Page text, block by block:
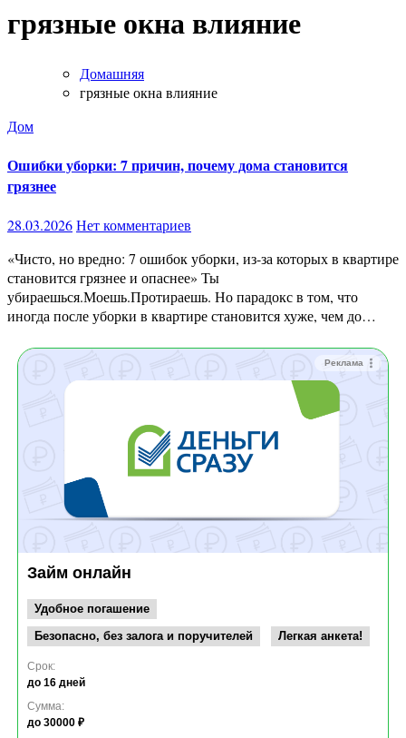
грязные окна влияние
Домашняя
грязные окна влияние
Дом
Ошибки уборки: 7 причин, почему дома становится
грязнее
28.03.2026Нет комментариев
«Чисто, но вредно: 7 ошибок уборки, из-за которых в квартире
становится грязнее и опаснее» Ты
убираешься.Моешь.Протираешь. Но парадокс в том, что
иногда после уборки в квартире становится хуже, чем до…
Реклама
Займ онлайн
Удобное погашение
Безопасно, без залога и поручителей
Легкая анкета!
Срок:
до 16 дней
Сумма:
до 30000 ₽